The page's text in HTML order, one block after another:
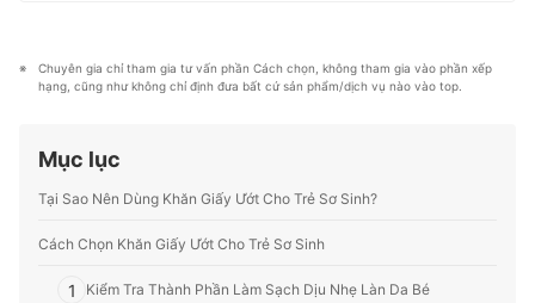
hầu hết các lĩnh vực, từ Mỹ phẩm, Hàng tiêu dùng,
Thiết bị gia dụng đến các dịch vụ Tài chính, Chăm sóc
Chuyên gia chỉ tham gia tư vấn phần Cách chọn, không tham gia vào phần xếp
hạng, cũng như không chỉ định đưa bất cứ sản phẩm/dịch vụ nào vào top.
Mục lục
Tại Sao Nên Dùng Khăn Giấy Ướt Cho Trẻ Sơ Sinh?
Cách Chọn Khăn Giấy Ướt Cho Trẻ Sơ Sinh
1 Kiểm Tra Thành Phần Làm Sạch Dịu Nhẹ Làn Da Bé